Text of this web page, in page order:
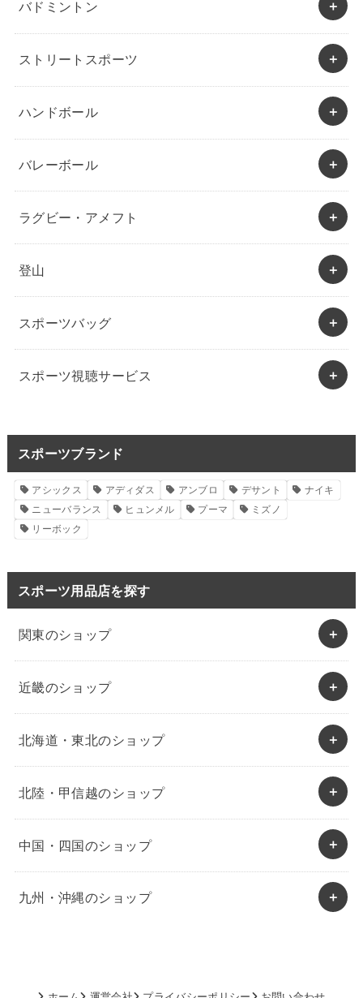
バドミントン
ストリートスポーツ
ハンドボール
バレーボール
ラグビー・アメフト
登山
スポーツバッグ
スポーツ視聴サービス
スポーツブランド
アシックス アディダス アンブロ デサント
ナイキ
ニューバランス
ヒュンメル プーマ
ミズノ
リーボック
スポーツ用品店を探す
関東のショップ
近畿のショップ
北海道・東北のショップ
北陸・甲信越のショップ
中国・四国のショップ
九州・沖縄のショップ